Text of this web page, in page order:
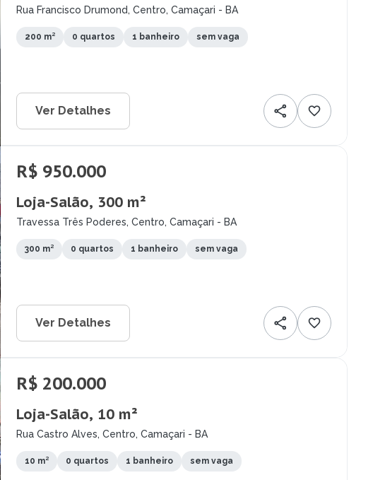
Rua Francisco Drumond, Centro, Camaçari - BA
200 m² 0 quartos 1 banheiro sem vaga
Ver Detalhes
R$ 950.000
Loja-Salão, 300 m²
Travessa Três Poderes, Centro, Camaçari - BA
300 m² 0 quartos 1 banheiro sem vaga
Ver Detalhes
R$ 200.000
Loja-Salão, 10 m²
Rua Castro Alves, Centro, Camaçari - BA
10 m² 0 quartos 1 banheiro sem vaga